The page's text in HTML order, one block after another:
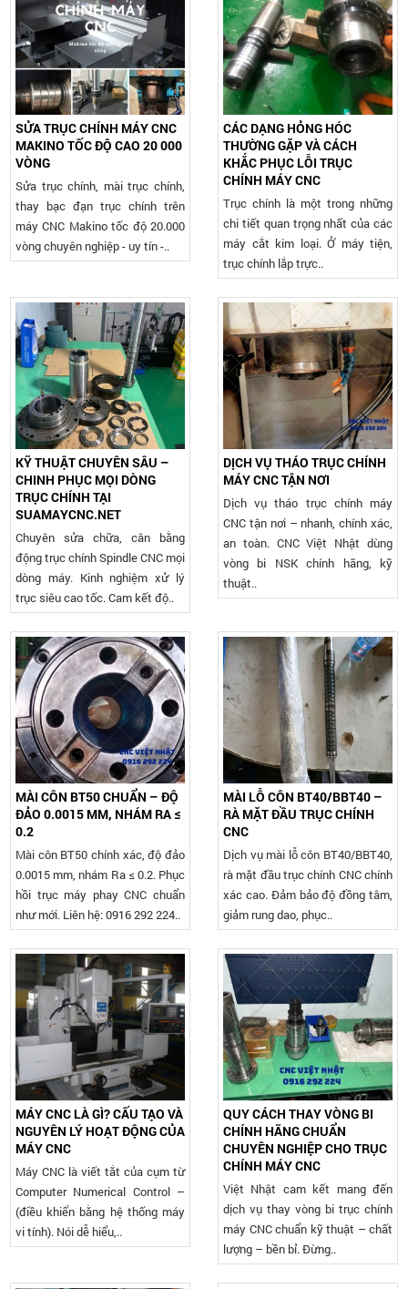
SỬA TRỤC CHÍNH MÁY CNC
MAKINO TỐC ĐỘ CAO 20 000
VÒNG
Sửa trục chính, mài trục chính,
thay bạc đạn trục chính trên
máy CNC Makino tốc độ 20.000
vòng chuyên nghiệp - uy tín -..
CÁC DẠNG HỎNG HÓC
THƯỜNG GẶP VÀ CÁCH
KHẮC PHỤC LỖI TRỤC
CHÍNH MÁY CNC
Trục chính là một trong những
chi tiết quan trọng nhất của các
máy cắt kim loại. Ở máy tiện,
trục chính lắp trực..
KỸ THUẬT CHUYÊN SÂU –
CHINH PHỤC MỌI DÒNG
TRỤC CHÍNH TẠI
SUAMAYCNC.NET
Chuyên sửa chữa, cân bằng
động trục chính Spindle CNC mọi
dòng máy. Kinh nghiệm xử lý
trục siêu cao tốc. Cam kết độ..
DỊCH VỤ THÁO TRỤC CHÍNH
MÁY CNC TẬN NƠI
Dịch vụ tháo trục chính máy
CNC tận nơi – nhanh, chính xác,
an toàn. CNC Việt Nhật dùng
vòng bi NSK chính hãng, kỹ
thuật..
MÀI CÔN BT50 CHUẨN – ĐỘ
ĐẢO 0.0015 MM, NHÁM RA ≤
0.2
Mài côn BT50 chính xác, độ đảo
0.0015 mm, nhám Ra ≤ 0.2. Phục
hồi trục máy phay CNC chuẩn
như mới. Liên hệ: 0916 292 224..
MÀI LỖ CÔN BT40/BBT40 –
RÀ MẶT ĐẦU TRỤC CHÍNH
CNC
Dịch vụ mài lỗ côn BT40/BBT40,
rà mặt đầu trục chính CNC chính
xác cao. Đảm bảo độ đồng tâm,
giảm rung dao, phục..
MÁY CNC LÀ GÌ? CẤU TẠO VÀ
NGUYÊN LÝ HOẠT ĐỘNG CỦA
MÁY CNC
Máy CNC là viết tắt của cụm từ
Computer Numerical Control –
(điều khiển bằng hệ thống máy
vi tính). Nói dễ hiểu,..
QUY CÁCH THAY VÒNG BI
CHÍNH HÃNG CHUẨN
CHUYÊN NGHIỆP CHO TRỤC
CHÍNH MÁY CNC
Việt Nhật cam kết mang đến
dịch vụ thay vòng bi trục chính
máy CNC chuẩn kỹ thuật – chất
lượng – bền bỉ. Đừng..